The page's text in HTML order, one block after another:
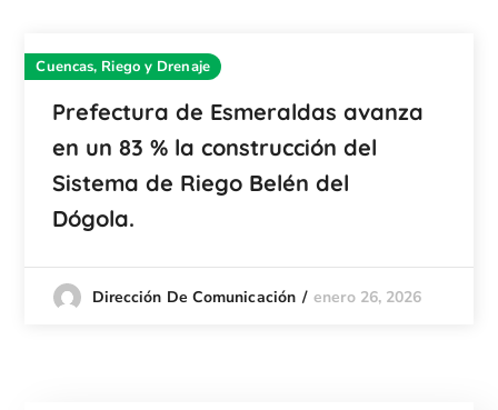
Cuencas, Riego y Drenaje
Prefectura de Esmeraldas avanza
en un 83 % la construcción del
Sistema de Riego Belén del
Dógola.
Dirección De Comunicación enero 26, 2026